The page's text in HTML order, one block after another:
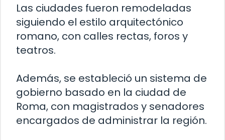
Las ciudades fueron remodeladas
siguiendo el estilo arquitectónico
romano, con calles rectas, foros y
teatros.
Además, se estableció un sistema de
gobierno basado en la ciudad de
Roma, con magistrados y senadores
encargados de administrar la región.